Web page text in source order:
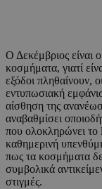
Ο Δεκέμβριος είναι
κοσμήματα, γιατί
εξόδοι πληθαίνουν,
εντυπωσιακή
αίσθηση της
αναβαθμίσει
που ολοκληρώνει το
καθημερινή
πως τα κοσμήματα
συμβολικά
στιγμές.